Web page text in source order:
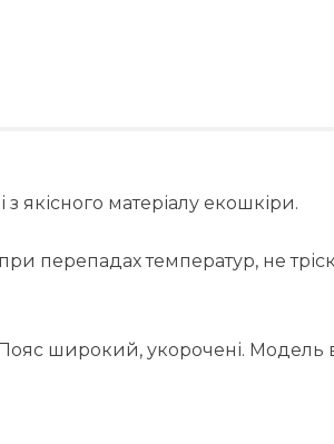
якісного матеріалу екошкіри.
перепадах температур, не
Пояс широкий, укорочені.